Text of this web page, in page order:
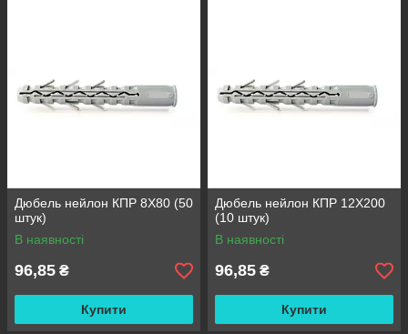
Дюбель нейлон КПР 8Х80 (50
штук)
В наявності
96,85 ₴
Купити
Дюбель нейлон КПР 12X200
(10 штук)
В наявності
96,85 ₴
Купити